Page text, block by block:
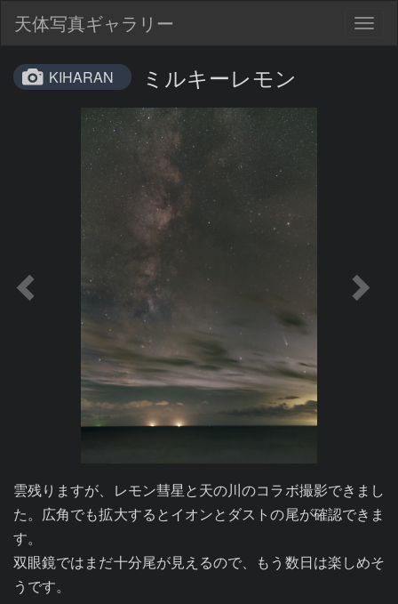
天体写真ギャラリー
KIHARAN ミルキーレモン
雲残りますが、レモン彗星と天の川のコラボ撮影できまし
た。広角でも拡大するとイオンとダストの尾が確認できま
す。
双眼鏡ではまだ十分尾が見えるので、もう数日は楽しめそ
うです。